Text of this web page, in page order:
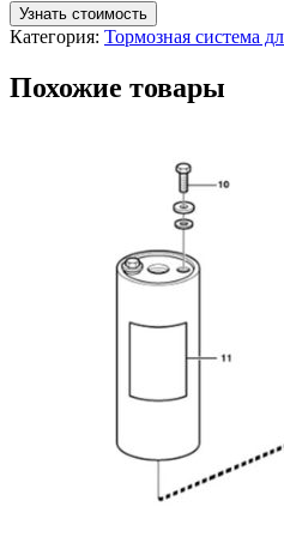
Узнать стоимость
Категория: Тормозная система
Похожие товары